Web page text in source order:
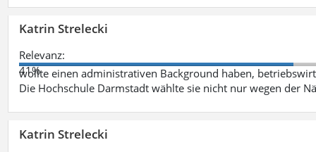
Katrin Strelecki
Relevanz:
41%
wollte einen administrativen Background haben,
Die Hochschule Darmstadt wählte sie nicht nur wegen der
Katrin Strelecki